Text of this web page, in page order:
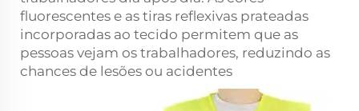
fluorescentes e as tiras reflexivas prateadas
incorporadas ao tecido permitem que as
pessoas vejam os trabalhadores, reduzindo as
chances de lesões ou acidentes